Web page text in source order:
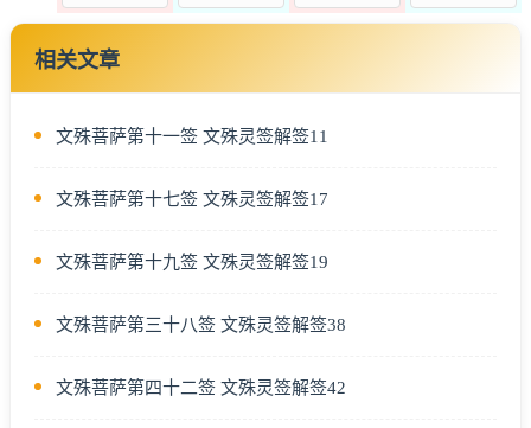
相关文章
文殊菩萨第十一签 文殊灵签解签11
文殊菩萨第十七签 文殊灵签解签17
文殊菩萨第十九签 文殊灵签解签19
文殊菩萨第三十八签 文殊灵签解签38
文殊菩萨第四十二签 文殊灵签解签42